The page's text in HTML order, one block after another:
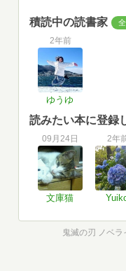
積読中の読書家
2年前
ゆうゆ
読みたい本に登録
09月24日
文庫猫
2年